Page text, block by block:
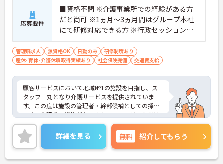
応募要件
■資格不問 ※介護事業所での経験がある方
だと尚可 ※1ヵ月～3ヵ月間はグループ本社
にて研修対応できる方 ※行政セッションが
スムーズに対応出来る方
管理職求人 無資格OK 日勤のみ
研修制度あり
産休･育休･介護休暇取得実績あり
社会保険完備 交通費支給
顧客サービスにおいて地域№1の施設を目指し、ス
タッフ一丸となり介護サービスを提供されていま
す。この度は施設の管理者・幹部候補としての採用
です。介護系の資格がない方もチャレンジいただけ
ます。様々な研修もありますので安心して業務に入
れます。日勤のみのご勤務で、ワークライフバラン
スも大切に働ける環境です。ご興味のある方には、
面接対策ポイントなど、さらに詳細をお話しいたし
ますのでお気軽にご相談ください！
詳細を見る 無料 紹介してもらう